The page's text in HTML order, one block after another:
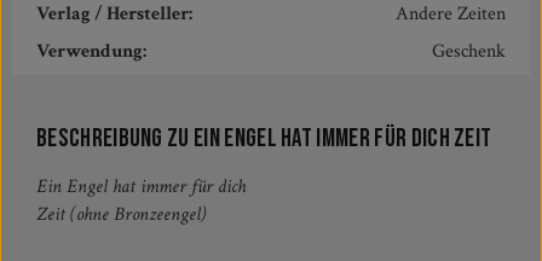
Verlag / Hersteller:
Andere Zeiten
Verwendung:
Geschenk
Beschreibung zu Ein Engel hat immer für dich Zeit
Ein Engel hat immer für dich
Zeit (ohne Bronzeengel)